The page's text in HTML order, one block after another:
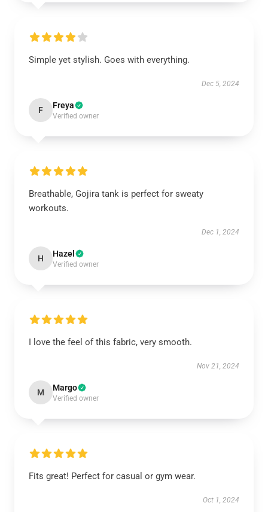
Simple yet stylish. Goes with everything.
Dec 5, 2024
F Freya
Verified owner
Breathable, Gojira tank is perfect for sweaty
workouts.
Dec 1, 2024
H Hazel
Verified owner
I love the feel of this fabric, very smooth.
Nov 21, 2024
M Margo
Verified owner
Fits great! Perfect for casual or gym wear.
Oct 1, 2024